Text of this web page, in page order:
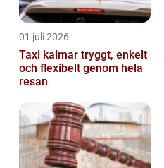
01 juli 2026
Taxi kalmar tryggt, enkelt
och flexibelt genom hela
resan